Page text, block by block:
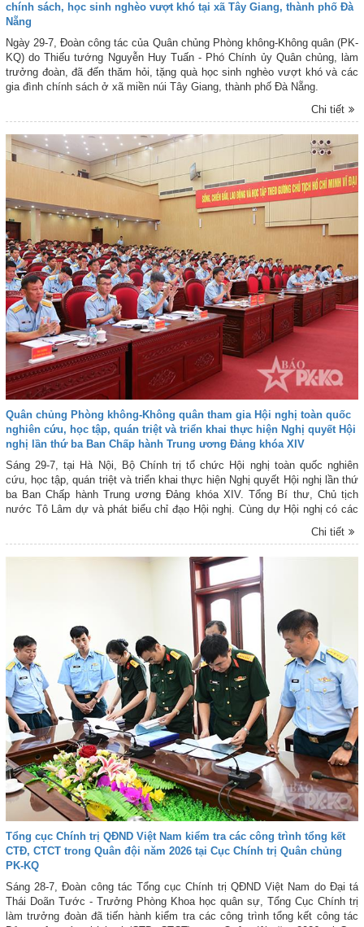
chính sách, học sinh nghèo vượt khó tại xã Tây Giang, thành phố Đà
Nẵng
Ngày 29-7, Đoàn công tác của Quân chủng Phòng không-Không quân (PK-
KQ) do Thiếu tướng Nguyễn Huy Tuấn - Phó Chính ủy Quân chủng, làm
trưởng đoàn, đã đến thăm hỏi, tặng quà học sinh nghèo vượt khó và các
gia đình chính sách ở xã miền núi Tây Giang, thành phố Đà Nẵng.
Chi tiết
Quân chủng Phòng không-Không quân tham gia Hội nghị toàn quốc
nghiên cứu, học tập, quán triệt và triển khai thực hiện Nghị quyết Hội
nghị lần thứ ba Ban Chấp hành Trung ương Đảng khóa XIV
Sáng 29-7, tại Hà Nội, Bộ Chính trị tổ chức Hội nghị toàn quốc nghiên
cứu, học tập, quán triệt và triển khai thực hiện Nghị quyết Hội nghị lần thứ
ba Ban Chấp hành Trung ương Đảng khóa XIV. Tổng Bí thư, Chủ tịch
nước Tô Lâm dự và phát biểu chỉ đạo Hội nghị. Cùng dự Hội nghị có các
viên Bộ Chính trị, nguyên Ủy viên Bộ Chính trị, Bí Thư Trung ương Đảng,
Đảng, nguyên Ủy viên Ban Chấp hành Trung ương Đảng; Ủy viên dự
khuyết Ban Chấp hành Trung ương Đảng... Hội nghị được kết nối với các
điểm cầu Trung ương, cấp tỉnh, cấp xã, cơ quan, đơn vị, Quân khu, Quân
Chi tiết
Tổng cục Chính trị QĐND Việt Nam kiểm tra các công trình tổng kết
CTĐ, CTCT trong Quân đội năm 2026 tại Cục Chính trị Quân chủng
PK-KQ
Sáng 28-7, Đoàn công tác Tổng cục Chính trị QĐND Việt Nam do Đại tá
Thái Doãn Tước - Trưởng Phòng Khoa học quân sự, Tổng Cục Chính trị
làm trưởng đoàn đã tiến hành kiểm tra các công trình tổng kết công tác